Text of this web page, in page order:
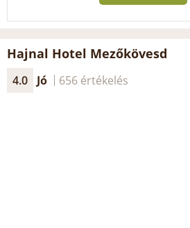
Hajnal Hotel Mezőkövesd
4.0 Jó 656 értékelés